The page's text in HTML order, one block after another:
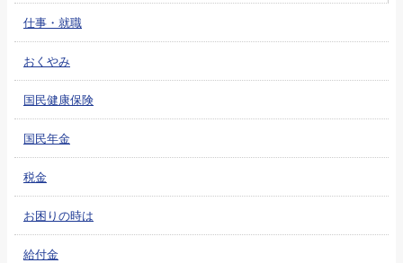
仕事・就職
おくやみ
国民健康保険
国民年金
税金
お困りの時は
給付金